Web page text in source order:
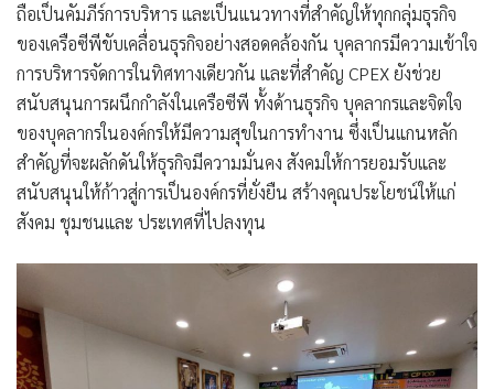
ถือเป็นคัมภีร์การบริหาร และเป็นแนวทางที่สำคัญให้ทุกกลุ่มธุรกิจ
ของเครือซีพีขับเคลื่อนธุรกิจอย่างสอดคล้องกัน บุคลากรมีความเข้าใจ
การบริหารจัดการในทิศทางเดียวกัน และที่สำคัญ CPEX ยังช่วย
สนับสนุนการผนึกกำลังในเครือซีพี ทั้งด้านธุรกิจ บุคลากรและจิตใจ
ของบุคลากรในองค์กรให้มีความสุขในการทำงาน ซึ่งเป็นแกนหลัก
สำคัญที่จะผลักดันให้ธุรกิจมีความมั่นคง สังคมให้การยอมรับและ
สนับสนุนให้ก้าวสู่การเป็นองค์กรที่ยั่งยืน สร้างคุณประโยชน์ให้แก่
สังคม ชุมชนและ ประเทศที่ไปลงทุน